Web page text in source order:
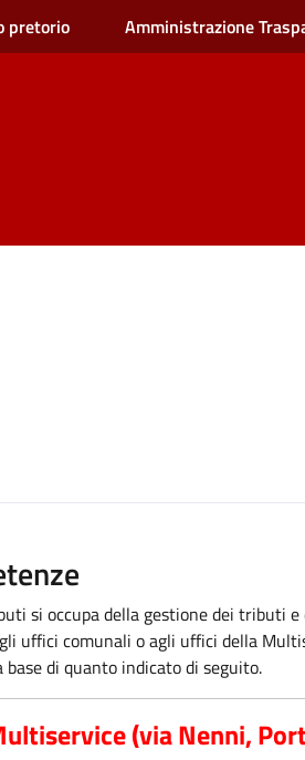
pretorio Amministrazione
si occupa della gestione dei tributi
uffici comunali o agli uffici della
base di quanto indicato di seguito.
(via Nenni,